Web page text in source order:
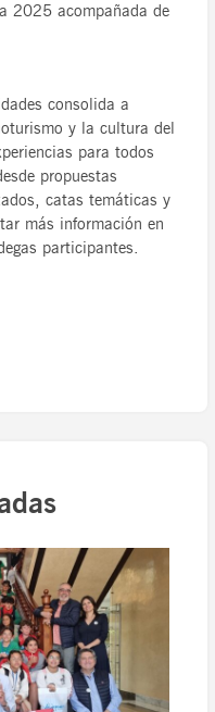
2025 acompañada de
consolida a
y la cultura del
para todos
propuestas
catas temáticas y
más información en
participantes.